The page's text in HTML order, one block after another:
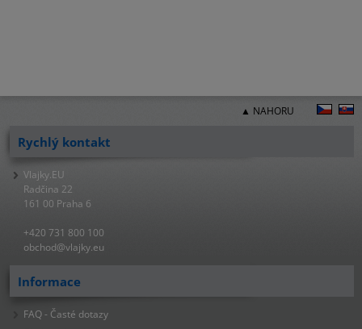
▲ NAHORU
Rychlý kontakt
Vlajky.EU
Radčina 22
161 00 Praha 6
+420 731 800 100
obchod@vlajky.eu
Informace
FAQ - Časté dotazy